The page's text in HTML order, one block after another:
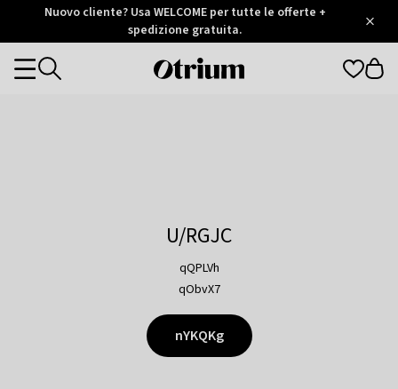
Otrium
Trustpilot
Nuovo cliente? Usa WELCOME per tutte le offerte +
spedizione gratuita.
Otrium
Categories
U/RGJC
qQPLVh
qObvX7
nYKQKg